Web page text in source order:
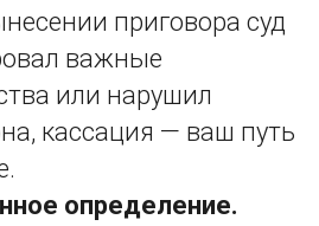
приговора суд
важные
или нарушил
кассация — ваш путь
определение.